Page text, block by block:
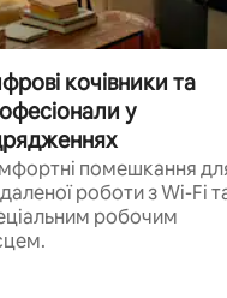
кочівники та
у
помешкання
роботи з Wi-Fi
робочим